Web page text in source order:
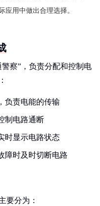
应用中做出合理选择。
察”，负责分配和控制电
负责电能的传输
制电路通断
时显示电路状态
障时及时切断电路
要分为：